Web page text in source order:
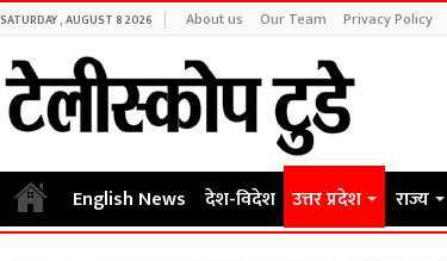
SATURDAY , AUGUST 8 2026 About us Our Team Privacy Policy
English News देश-विदेश उत्तर प्रदेश राज्य